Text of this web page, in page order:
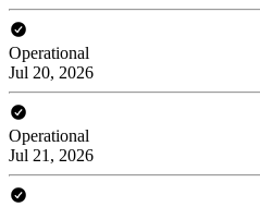
Operational
Jul 20, 2026
Operational
Jul 21, 2026